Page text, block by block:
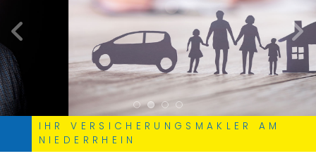
zurück
IHR VERSICHERUNGSMAKLER AM
NIEDERRHEIN